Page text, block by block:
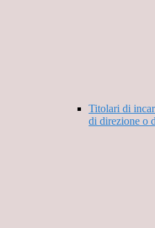
Titolari di
di direzione o